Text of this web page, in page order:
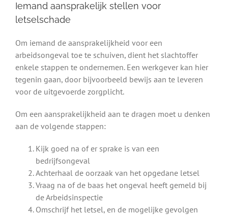
Iemand aansprakelijk stellen voor
letselschade
Om iemand de aansprakelijkheid voor een
arbeidsongeval toe te schuiven, dient het slachtoffer
enkele stappen te ondernemen. Een werkgever kan hier
tegenin gaan, door bijvoorbeeld bewijs aan te leveren
voor de uitgevoerde zorgplicht.
Om een aansprakelijkheid aan te dragen moet u denken
aan de volgende stappen:
Kijk goed na of er sprake is van een
bedrijfsongeval
Achterhaal de oorzaak van het opgedane letsel
Vraag na of de baas het ongeval heeft gemeld bij
de Arbeidsinspectie
Omschrijf het letsel, en de mogelijke gevolgen